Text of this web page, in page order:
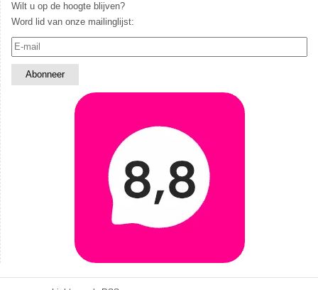
Wilt u op de hoogte blijven?
Word lid van onze mailinglijst: